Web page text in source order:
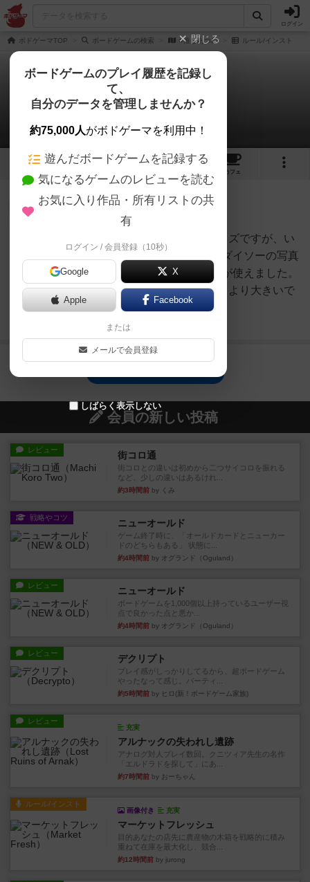
ログイン
ボドゲーマTOP ボードゲームの検索 #推しあつめ ルール/インスト
#推しあつめ
1件のルール/インスト
1 1
カフェ
126名
カードスリーブに入れる際のサイズですが、い
わゆるチェキ（54x86mm）用、ダイソーの写真
用クリアポケット（58x90mm）が使えました。
カードのサイズ感としてはチェキより大きいで
すが、参考までに。
続きを読む（3年以上前）
大賢者
会員の新しい投稿
レビュー 街コロ通
街コロとの違いは初めから二つサイコロを振れる
など、少しの違いはあるけれ...
約3時間前 by くみ
戦略やコツ ニューオールド
ゲーム終了時に、「オールドカードとニューカー
ドのどちらもある」 状態に...
約4時間前 by オグランド（Oguland）
レビュー ニューオールド
ボードゲームを1,000個以上持っているユーザー視
点で良かった点と悪か...
約4時間前 by オグランド（Oguland）
レビュー デクリプト
プレイ感がしっかりしてるから、超ボードゲーム
やったなって感じ。パーティ...
約5時間前 by ヒロ(新！ボードゲーム家族)
レビュー
充実
アルナックの失われし遺跡
アナログ対人プレイ数回。クニツィア先生の名作
「エルドラドを探して」にあ...
約7時間前 by おーちゃん
ルール/インスト
画像付き 充実
マーケットフレッシュ
目的あなたの店先に農産物の木箱を戦略的に積み
重ねて在庫を最大化し、競合...
約12時間前 by jurong
閉じる
ボードゲームのプレイ履歴を記録し
て、
自分のデータを管理しませんか？
約75,000人がボドゲーマを利用中！
遊んだボードゲームを記録する
気になるゲームのレビューを読む
お気に入り作品・所有リストの共
有
ログイン / 会員登録（10秒）
Google X
Apple Facebook
または
メールで会員登録
しばらく表示しない